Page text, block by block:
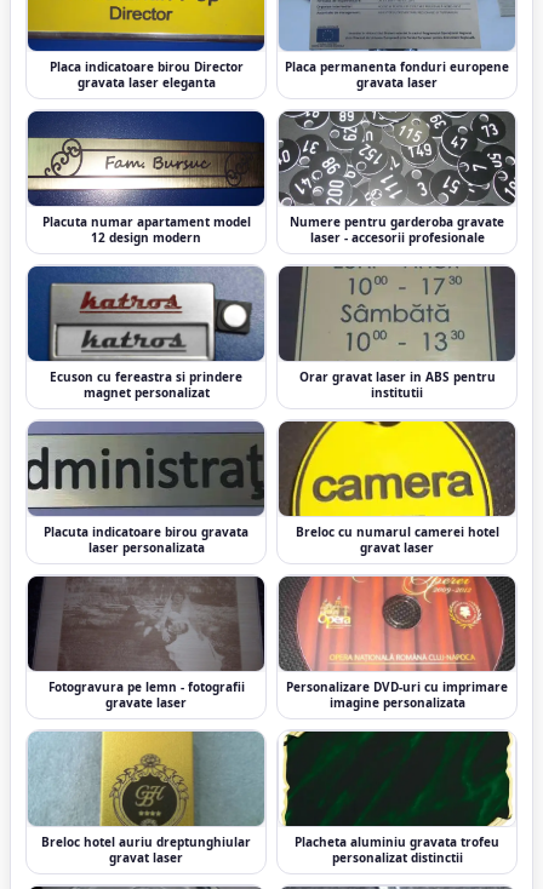
Placa indicatoare birou Director
gravata laser eleganta
Placa permanenta fonduri europene
gravata laser
Placuta numar apartament model
12 design modern
Numere pentru garderoba gravate
laser - accesorii profesionale
Ecuson cu fereastra si prindere
magnet personalizat
Orar gravat laser in ABS pentru
institutii
Placuta indicatoare birou gravata
laser personalizata
Breloc cu numarul camerei hotel
gravat laser
Fotogravura pe lemn - fotografii
gravate laser
Personalizare DVD-uri cu imprimare
imagine personalizata
Breloc hotel auriu dreptunghiular
gravat laser
Placheta aluminiu gravata trofeu
personalizat distinctii